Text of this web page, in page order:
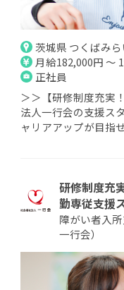
茨城県 つくばみ
月給182,000円 ～
正社員
＞＞【研修制度充実
法人一行会の支援ス
ャリアアップが目指
研修制度充
勤専従支援
障がい者入
一行会）